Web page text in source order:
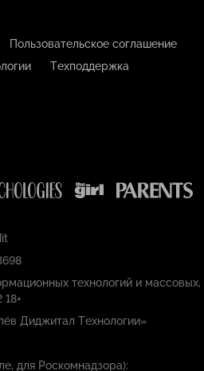
Пользовательское соглашение
Техподдержка
технологий и массовых,
Диджитал Технологии»
для Роскомнадзора):